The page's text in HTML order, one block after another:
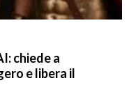
chiede a
e libera il